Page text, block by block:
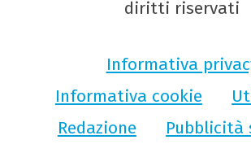
diritti riservati
Informativa
Informativa cookie
Redazione
Pubblicità